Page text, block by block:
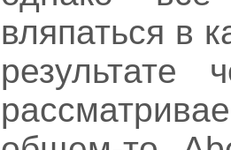
вляпаться в
результате